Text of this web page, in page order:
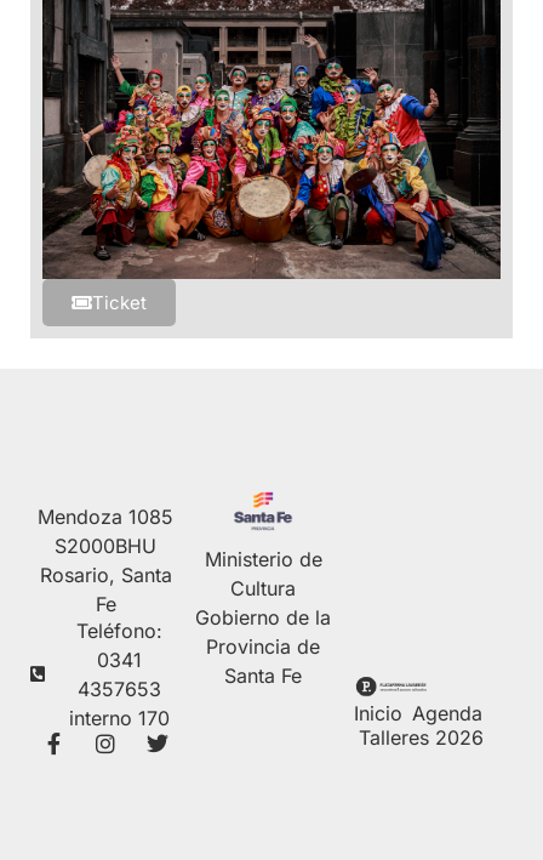
Ticket
Inicio Agenda
Talleres 2026
Mendoza 1085
S2000BHU
Rosario, Santa
Fe
Teléfono:
0341
4357653
interno 170
Ministerio de
Cultura
Gobierno de la
Provincia de
Santa Fe